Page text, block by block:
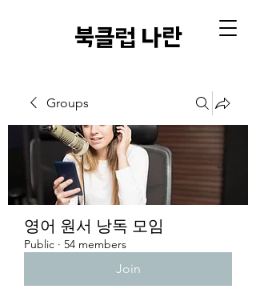
​북클럽 나란
Groups
영어 원서 낭독 모임
Public · 54 members
Join